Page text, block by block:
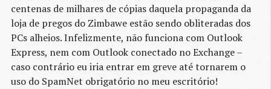
centenas de milhares de cópias daquela propaganda da
loja de pregos do Zimbawe estão sendo obliteradas dos
PCs alheios. Infelizmente, não funciona com Outlook
Express, nem com Outlook conectado no Exchange –
caso contrário eu iria entrar em greve até tornarem o
uso do SpamNet obrigatório no meu escritório!